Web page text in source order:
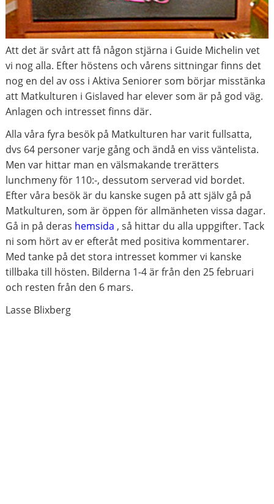
Att det är svårt att få någon stjärna i Guide Michelin vet
vi nog alla. Efter höstens och vårens sittningar finns det
nog en del av oss i Aktiva Seniorer som börjar misstänka
att Matkulturen i Gislaved har elever som är på god väg.
Anlagen och intresset finns där.
Alla våra fyra besök på Matkulturen har varit fullsatta,
dvs 64 personer varje gång och ändå en viss väntelista.
Men var hittar man en välsmakande trerätters
lunchmeny för 110:-, dessutom serverad vid bordet.
Efter våra besök är du kanske sugen på att själv gå på
Matkulturen, som är öppen för allmänheten vissa dagar.
Gå in på deras hemsida , så hittar du alla uppgifter. Tack
ni som hört av er efteråt med positiva kommentarer.
Med tanke på det stora intresset kommer vi kanske
tillbaka till hösten. Bilderna 1-4 är från den 25 februari
och resten från den 6 mars.
Lasse Blixberg